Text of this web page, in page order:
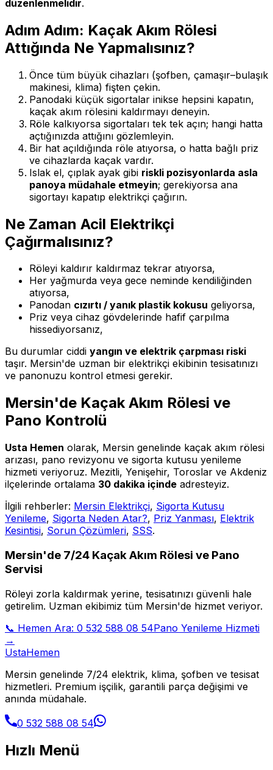
düzenlenmelidir.
Adım Adım: Kaçak Akım Rölesi
Attığında Ne Yapmalısınız?
Önce tüm büyük cihazları (şofben, çamaşır–bulaşık
makinesi, klima) fişten çekin.
Panodaki küçük sigortalar inikse hepsini kapatın,
kaçak akım rölesini kaldırmayı deneyin.
Röle kalkıyorsa sigortaları tek tek açın; hangi hatta
açtığınızda attığını gözlemleyin.
Bir hat açıldığında röle atıyorsa, o hatta bağlı priz
ve cihazlarda kaçak vardır.
Islak el, çıplak ayak gibi riskli pozisyonlarda asla
panoya müdahale etmeyin; gerekiyorsa ana
sigortayı kapatıp elektrikçi çağırın.
Ne Zaman Acil Elektrikçi
Çağırmalısınız?
Röleyi kaldırır kaldırmaz tekrar atıyorsa,
Her yağmurda veya gece neminde kendiliğinden
atıyorsa,
Panodan cızırtı / yanık plastik kokusu geliyorsa,
Priz veya cihaz gövdelerinde hafif çarpılma
hissediyorsanız,
Bu durumlar ciddi yangın ve elektrik çarpması riski
taşır. Mersin'de uzman bir elektrikçi ekibinin tesisatınızı
ve panonuzu kontrol etmesi gerekir.
Mersin'de Kaçak Akım Rölesi ve
Pano Kontrolü
Usta Hemen olarak, Mersin genelinde kaçak akım rölesi
arızası, pano revizyonu ve sigorta kutusu yenileme
hizmeti veriyoruz. Mezitli, Yenişehir, Toroslar ve Akdeniz
ilçelerinde ortalama 30 dakika içinde adresteyiz.
İlgili rehberler: Mersin Elektrikçi, Sigorta Kutusu
Yenileme, Sigorta Neden Atar?, Priz Yanması, Elektrik
Kesintisi, Sorun Çözümleri, SSS.
Mersin'de 7/24 Kaçak Akım Rölesi ve Pano
Servisi
Röleyi zorla kaldırmak yerine, tesisatınızı güvenli hale
getirelim. Uzman ekibimiz tüm Mersin'de hizmet veriyor.
📞 Hemen Ara: 0 532 588 08 54Pano Yenileme Hizmeti
→
UstaHemen
Mersin genelinde 7/24 elektrik, klima, şofben ve tesisat
hizmetleri. Premium işçilik, garantili parça değişimi ve
anında müdahale.
0 532 588 08 54
Hızlı Menü